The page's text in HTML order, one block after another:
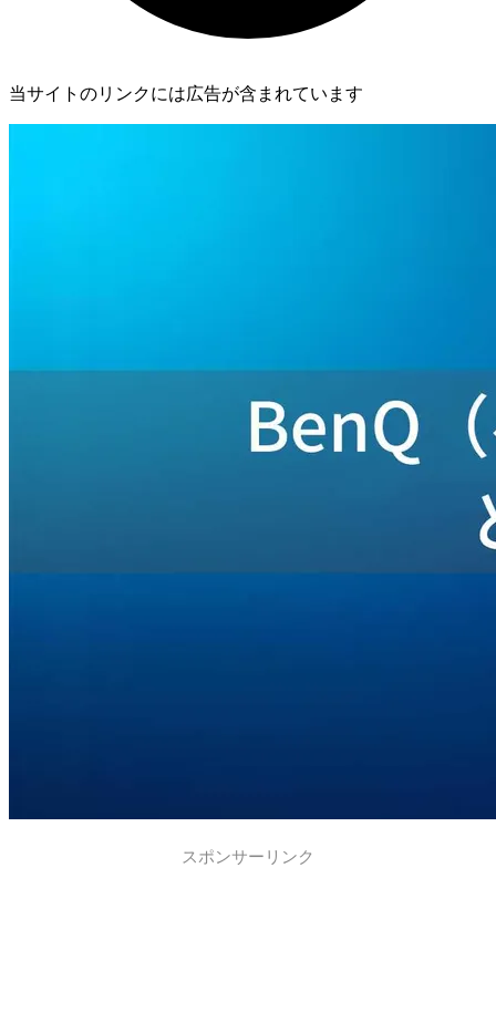
当サイトのリンクには広告が含まれています
スポンサーリンク